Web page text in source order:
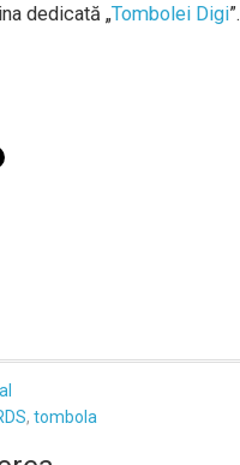
dedicată „Tombolei Digi”.
,tombola